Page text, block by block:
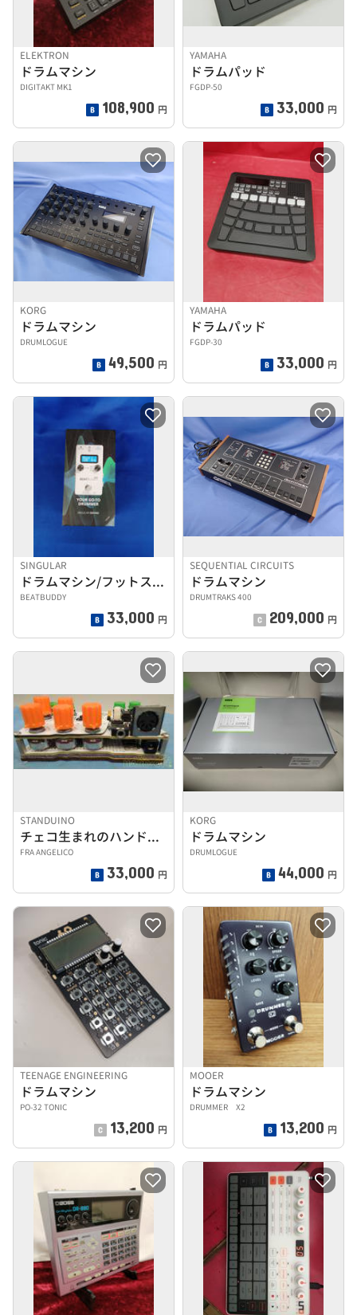
ELEKTRON
ドラムマシン
DIGITAKT MK1
108,900 円
YAMAHA
ドラムパッド
FGDP-50
33,000 円
KORG
ドラムマシン
DRUMLOGUE
49,500 円
YAMAHA
ドラムパッド
FGDP-30
33,000 円
SINGULAR
ドラムマシン/フットスイッチセット
BEATBUDDY
33,000 円
SEQUENTIAL CIRCUITS
ドラムマシン
DRUMTRAKS 400
209,000 円
STANDUINO
チェコ生まれのハンドメイドポケットシンセ
FRA ANGELICO
33,000 円
KORG
ドラムマシン
DRUMLOGUE
44,000 円
TEENAGE ENGINEERING
ドラムマシン
PO-32 TONIC
13,200 円
MOOER
ドラムマシン
DRUMMER X2
13,200 円